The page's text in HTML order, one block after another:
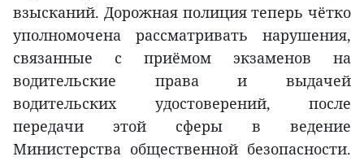
взысканий. Дорожная полиция теперь чётко
уполномочена рассматривать нарушения,
связанные с приёмом экзаменов на
водительские права и выдачей
водительских удостоверений, после
передачи этой сферы в ведение
Министерства общественной безопасности.